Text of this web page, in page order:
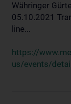
Währinger
05.10.2021
line...
https://
us/events/